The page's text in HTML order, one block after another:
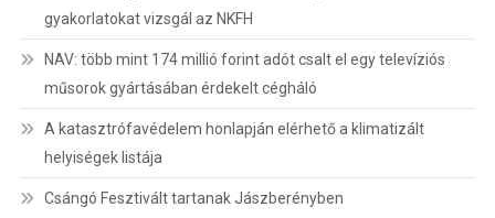
gyakorlatokat vizsgál az NKFH
NAV: több mint 174 millió forint adót csalt el egy televíziós
műsorok gyártásában érdekelt cégháló
A katasztrófavédelem honlapján elérhető a klimatizált
helyiségek listája
Csángó Fesztivált tartanak Jászberényben